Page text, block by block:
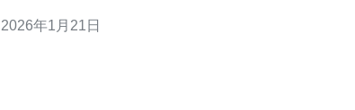
强：由于采用了独立的网络架构，CN2服务器在高峰期的
2026年1月21日